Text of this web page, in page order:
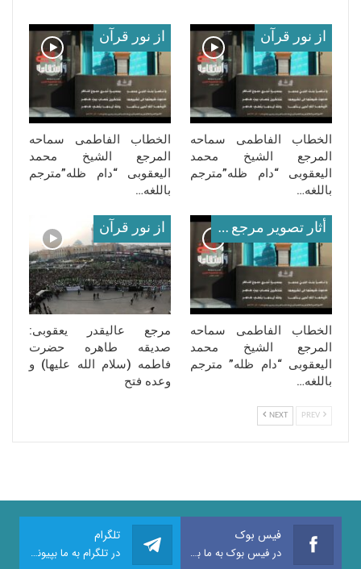
از نور قرآن
الخطاب الفاطمی سماحه
المرجع الشیخ محمد
الیعقوبی “دام ظله”مترجم
باللغه…
از نور قرآن
الخطاب الفاطمی سماحه
المرجع الشیخ محمد
الیعقوبی “دام ظله”مترجم
باللغه…
أثار تصوير مرجع معظم له
الخطاب الفاطمی سماحه
المرجع الشیخ محمد
الیعقوبی “دام ظله” مترجم
باللغه…
از نور قرآن
مرجع عالیقدر یعقوبی:
صدیقه طاهره حضرت
فاطمه (سلام‌ الله‌ علیها) و
وعده فتح
NEXT
فیس بوک
در فیس بوک به ما بپیوندید
تلگرام
در تلگرام به ما بپیوندید